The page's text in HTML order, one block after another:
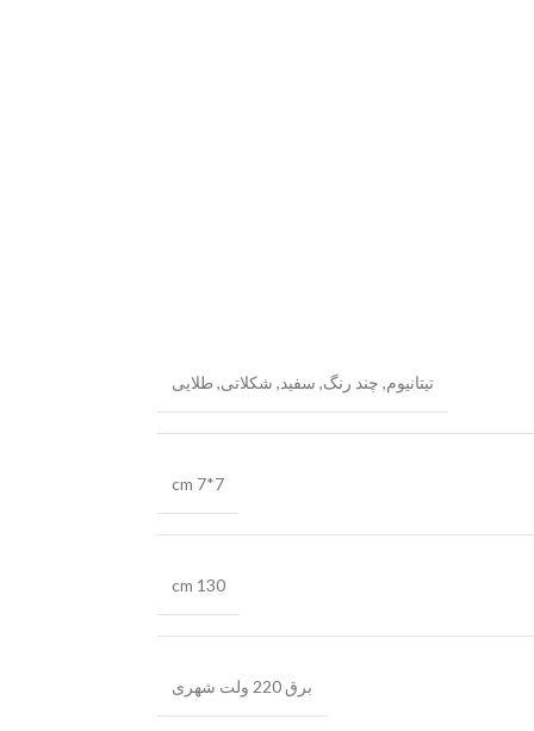
تیتانیوم, چند رنگ, سفید, شکلاتی, طلایی
cm 7*7
cm 130
برق 220 ولت شهری